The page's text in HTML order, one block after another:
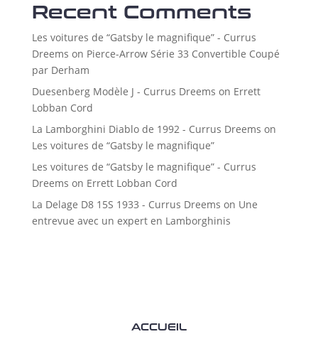
Recent Comments
Les voitures de “Gatsby le magnifique” - Currus
Dreems on Pierce-Arrow Série 33 Convertible Coupé
par Derham
Duesenberg Modèle J - Currus Dreems on Errett
Lobban Cord
La Lamborghini Diablo de 1992 - Currus Dreems on
Les voitures de “Gatsby le magnifique”
Les voitures de “Gatsby le magnifique” - Currus
Dreems on Errett Lobban Cord
La Delage D8 15S 1933 - Currus Dreems on Une
entrevue avec un expert en Lamborghinis
ACCUEIL